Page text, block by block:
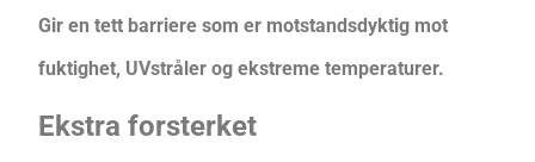
Gir en tett barriere som er motstandsdyktig mot
fuktighet, UVstrålerog ekstreme temperaturer.
Ekstra forsterket